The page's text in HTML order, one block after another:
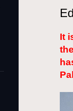
It